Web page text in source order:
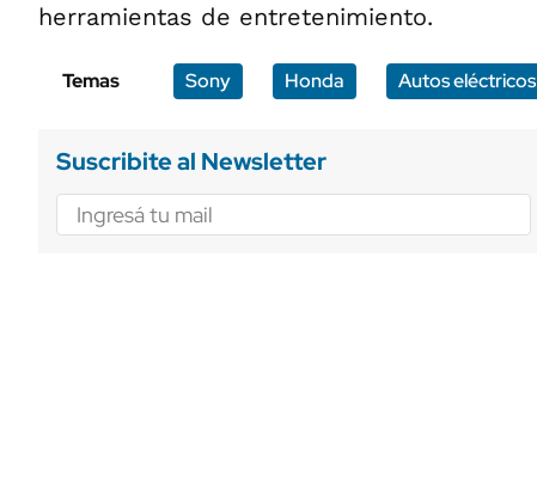
herramientas de entretenimiento.
Temas Sony Honda Autos eléctricos
Suscribite al Newsletter